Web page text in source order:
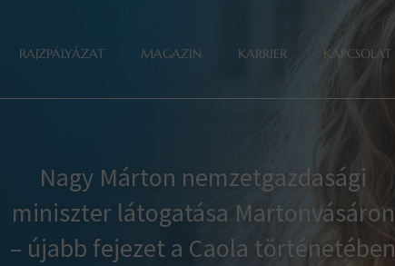
RAJZPÁLYÁZAT MAGAZIN KARRIER KAPCSOLAT
Nagy Márton nemzetgazdasági
miniszter látogatása Martonvásáron
– újabb fejezet a Caola történetében